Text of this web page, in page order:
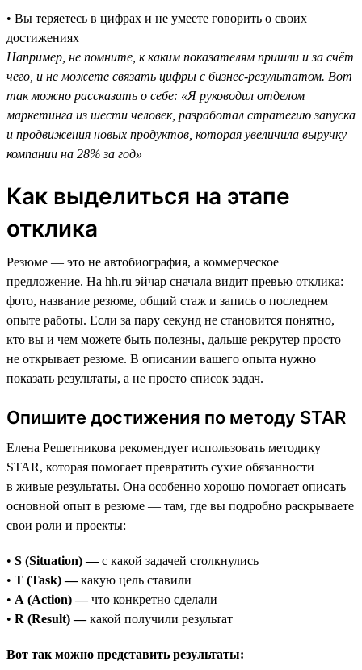
• Вы теряетесь в цифрах и не умеете говорить о своих
достижениях
Например, не помните, к каким показателям пришли и за счёт
чего, и не можете связать цифры с бизнес-результатом. Вот
так можно рассказать о себе: «Я руководил отделом
маркетинга из шести человек, разработал стратегию запуска
и продвижения новых продуктов, которая увеличила выручку
компании на 28% за год»
Как выделиться на этапе
отклика
Резюме — это не автобиография, а коммерческое
предложение. На hh.ru эйчар сначала видит превью отклика:
фото, название резюме, общий стаж и запись о последнем
опыте работы. Если за пару секунд не становится понятно,
кто вы и чем можете быть полезны, дальше рекрутер просто
не открывает резюме. В описании вашего опыта нужно
показать результаты, а не просто список задач.
Опишите достижения по методу STAR
Елена Решетникова рекомендует использовать методику
STAR, которая помогает превратить сухие обязанности
в живые результаты. Она особенно хорошо помогает описать
основной опыт в резюме — там, где вы подробно раскрываете
свои роли и проекты:
• S (Situation) —с какой задачей столкнулись
• T (Task) —какую цель ставили
• A (Action) —что конкретно сделали
• R (Result) —какой получили результат
Вот так можно представить результаты: